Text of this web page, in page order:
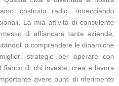
costruito radici, intrecciando
La mia attività di consulente
di affiancare tante aziende,
a comprendere le dinamiche
strategie per operare con
fianco di chi investe, crea e lavora
avere punti di riferimento